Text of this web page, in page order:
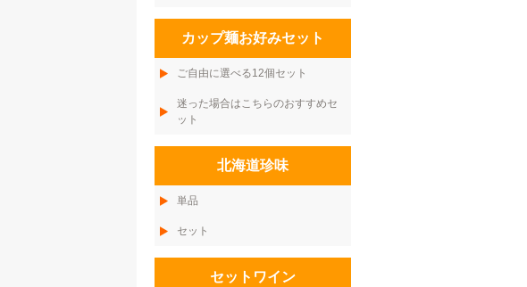
カップ麺お好みセット
ご自由に選べる12個セット
迷った場合はこちらのおすすめセ
ット
北海道珍味
単品
セット
セットワイン